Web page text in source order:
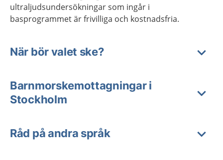
ultraljudsundersökningar som ingår i
basprogrammet är frivilliga och kostnadsfria.
När bör valet ske?
Barnmorskemottagningar i
Stockholm
Råd på andra språk